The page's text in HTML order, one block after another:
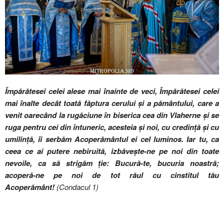
Împărătesei celei alese mai înainte de veci, Împărătesei celei
mai înalte decât toată făptura cerului și a pământului, care a
venit oarecând la rugăciune în biserica cea din Vlaherne și se
ruga pentru cei din întuneric, acesteia și noi, cu credință și cu
umilință, îi serbăm Acoperământul ei cel luminos. Iar tu, ca
ceea ce ai putere nebiruită, izbăvește-ne pe noi din toate
nevoile, ca să strigăm ție: Bucură-te, bucuria noastră;
acoperă-ne pe noi de tot răul cu cinstitul tău
Acoperământ!(Condacul 1)